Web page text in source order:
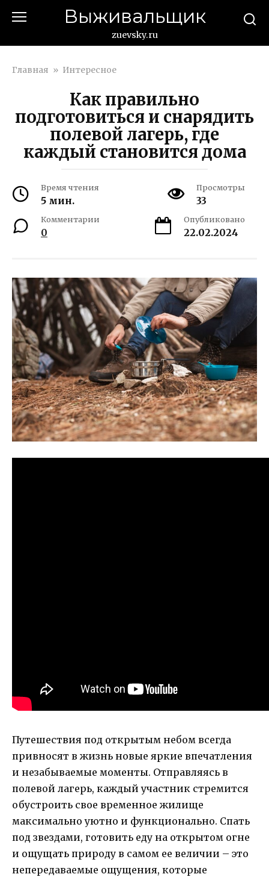
Выживальщик
zuevsky.ru
Главная » Интересное
Как правильно
подготовиться и снарядить
полевой лагерь, где
каждый становится дома
Время чтения
5 мин.
Просмотры
33
Комментарии
0
Опубликовано
22.02.2024
Путешествия под открытым небом всегда
привносят в жизнь новые яркие впечатления
и незабываемые моменты. Отправляясь в
полевой лагерь, каждый участник стремится
обустроить свое временное жилище
максимально уютно и функционально. Спать
под звездами, готовить еду на открытом огне
и ощущать природу в самом ее величии – это
непередаваемые ощущения, которые